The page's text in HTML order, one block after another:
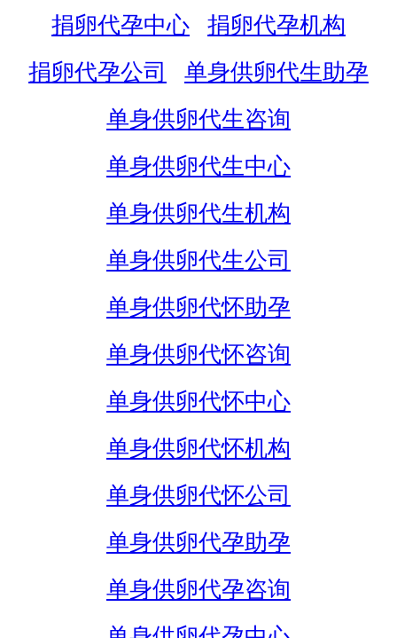
捐卵代孕中心
捐卵代孕机构
捐卵代孕公司
单身供卵代生助孕
单身供卵代生咨询
单身供卵代生中心
单身供卵代生机构
单身供卵代生公司
单身供卵代怀助孕
单身供卵代怀咨询
单身供卵代怀中心
单身供卵代怀机构
单身供卵代怀公司
单身供卵代孕助孕
单身供卵代孕咨询